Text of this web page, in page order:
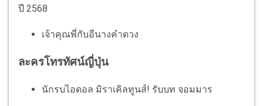
ปี 2568
เจ้าคุณพี่กับอีนางคำดวง
ละครโทรทัศน์ญี่ปุ่น
นักรบไอดอล มิราเคิลทูนส์! รับบท จอมมาร